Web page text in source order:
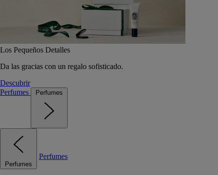
Los Pequeños Detalles
Da las gracias con un regalo sofisticado.
Descubrir
Perfumes
Perfumes
Perfumes
Perfumes